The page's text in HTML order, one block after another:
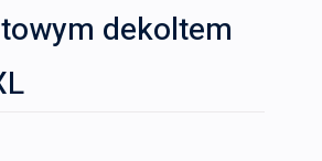
dekoltem